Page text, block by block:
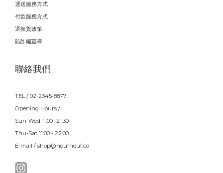
運送服務方式
付款服務方式
退換貨政策
防詐騙宣導
聯絡我們
TEL / 02-2345-8877
Opening Hours /
Sun-Wed 11:00 -21:30
Thu-Sat 11:00 - 22:00
E-mail / shop@neufneuf.co